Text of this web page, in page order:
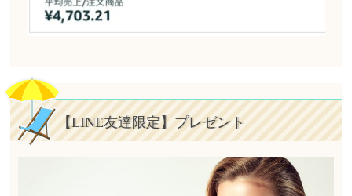
【LINE友達限定】プレゼント